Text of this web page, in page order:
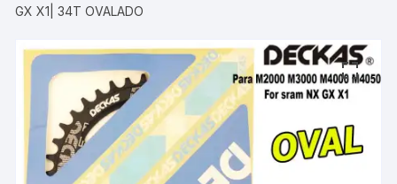
GX X1| 34T OVALADO